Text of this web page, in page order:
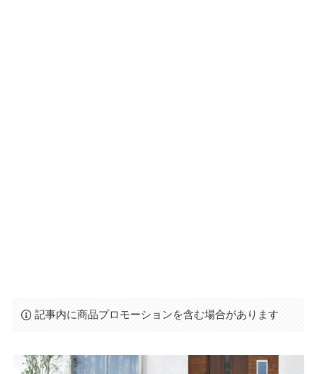
記事内に商品プロモーションを含む場合があります